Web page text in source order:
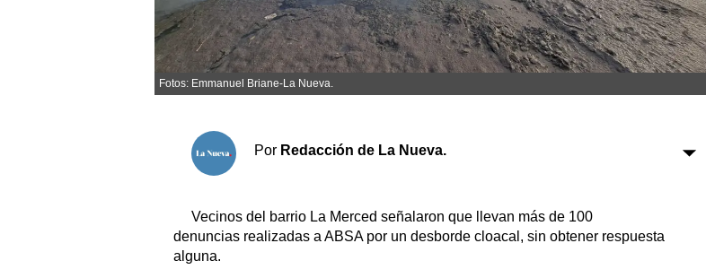
El tiempo
Cartón Lleno
Fúnebres
Clasificados
Suplementos
Servicios
Loterías
Datos Útiles
Fotos: Emmanuel Briane-La Nueva.
Por Redacción de La Nueva.
Vecinos del barrio La Merced señalaron que llevan más de 100
denuncias realizadas a ABSA por un desborde cloacal, sin obtener respuesta
alguna.